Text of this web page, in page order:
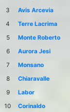
3
Avis Arcevia
4
Terre Lacrima
5
Monte Roberto
6
Aurora Jesi
7
Monsano
8
Chiaravalle
9
Labor
10
Corinaldo